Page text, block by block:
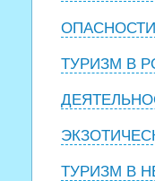
ТУРИЗМ В
ТУРИЗМ В